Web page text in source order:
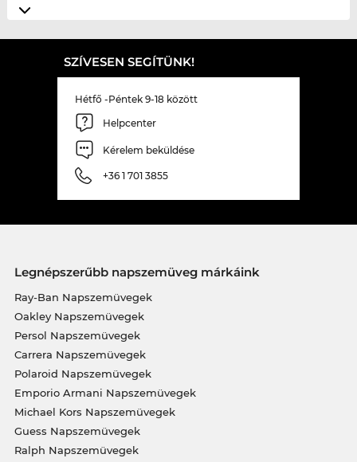
SZÍVESEN SEGÍTÜNK!
Hétfő -Péntek 9-18 között
Helpcenter
Kérelem beküldése
+36 1 701 3855
Legnépszerűbb napszemüveg márkáink
Ray-Ban Napszemüvegek
Oakley Napszemüvegek
Persol Napszemüvegek
Carrera Napszemüvegek
Polaroid Napszemüvegek
Emporio Armani Napszemüvegek
Michael Kors Napszemüvegek
Guess Napszemüvegek
Ralph Napszemüvegek